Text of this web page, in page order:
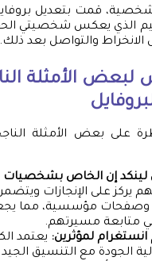
قمت بتعديل
الذي يعكس شخصيتي
والتواصل بعد ذلك.
الأمثلة
على بعض الأمثلة
لينكد إن الخاص
يركز على الإنجازات
مؤسسية، مما
متابعة مسيرتهم.
لمؤثرين: يعتمد
الجودة مع التنسيق